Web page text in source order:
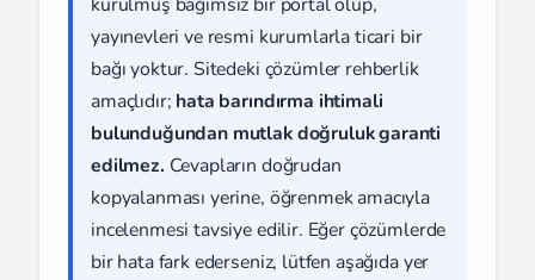
kurulmuş bağımsız bir portal olup,
yayınevleri ve resmi kurumlarla ticari bir
bağı yoktur. Sitedeki çözümler rehberlik
amaçlıdır; hata barındırma ihtimali
bulunduğundan mutlak doğruluk garanti
edilmez. Cevapların doğrudan
kopyalanması yerine, öğrenmek amacıyla
incelenmesi tavsiye edilir. Eğer çözümlerde
bir hata fark ederseniz, lütfen aşağıda yer